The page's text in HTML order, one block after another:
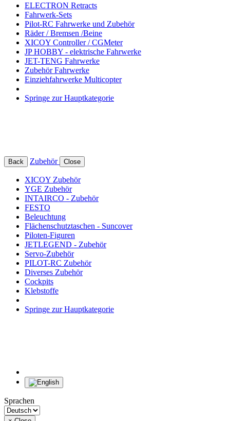
ELECTRON Retracts
Fahrwerk-Sets
Pilot-RC Fahrwerke und Zubehör
Räder / Bremsen /Beine
XICOY Controller / CGMeter
JP HOBBY - elektrische Fahrwerke
JET-TENG Fahrwerke
Zubehör Fahrwerke
Einziehfahrwerke Multicopter
Springe zur Hauptkategorie
Back Zubehör Close
XICOY Zubehör
YGE Zubehör
INTAIRCO - Zubehör
FESTO
Beleuchtung
Flächenschutztaschen - Suncover
Piloten-Figuren
JETLEGEND - Zubehör
Servo-Zubehör
PILOT-RC Zubehör
Diverses Zubehör
Cockpits
Klebstoffe
Springe zur Hauptkategorie
Sprachen